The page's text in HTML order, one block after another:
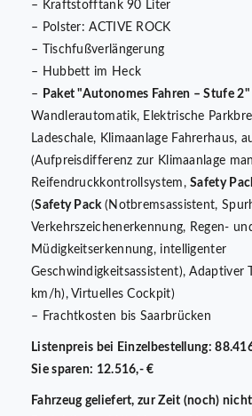
– Kraftstofftank 90 Liter
– Polster: ACTIVE ROCK
– Tischfußverlängerung
– Hubbett im Heck
–
Paket "Autonomes Fahren – Stufe 2"
Wandlerautomatik, Elektrische
Ladeschale, Klimaanlage Fahrerhaus,
(Aufpreisdifferenz zur Klimaanlage
Reifendruckkontrollsystem,Safety
(Safety Pack (Notbremsassistent,
Verkehrszeichenerkennung, Regen-
Müdigkeitserkennung, intelligenter
Geschwindigkeitsassistent), Adaptiver
km/h), Virtuelles Cockpit)
– Frachtkosten bis Saarbrücken
Listenpreis bei Einzelbestellung:
Sie sparen: 12.516,- €
Fahrzeug geliefert, zur Zeit (noch)